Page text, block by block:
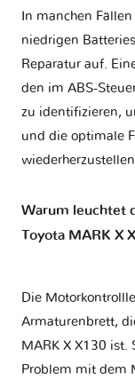
In manchen
niedrigen
Reparatur auf.
den im ABS-
zu identifizieren,
und die optimale
Warum leuchtet
Toyota MARK X
Die
Armaturenbrett,
MARK X X130 ist.
Problem mit dem